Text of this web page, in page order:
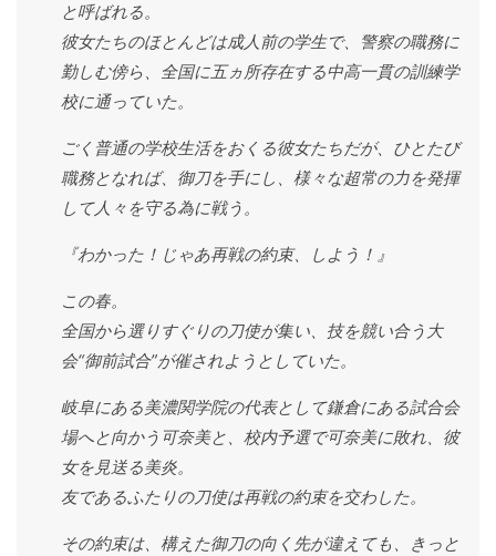
と呼ばれる。
彼女たちのほとんどは成人前の学生で、警察の職務に
勤しむ傍ら、全国に五ヵ所存在する中高一貫の訓練学
校に通っていた。
ごく普通の学校生活をおくる彼女たちだが、ひとたび
職務となれば、御刀を手にし、様々な超常の力を発揮
して人々を守る為に戦う。
『わかった！じゃあ再戦の約束、しよう！』
この春。
全国から選りすぐりの刀使が集い、技を競い合う大
会“御前試合”が催されようとしていた。
岐阜にある美濃関学院の代表として鎌倉にある試合会
場へと向かう可奈美と、校内予選で可奈美に敗れ、彼
女を見送る美炎。
友であるふたりの刀使は再戦の約束を交わした。
その約束は、構えた御刀の向く先が違えても、きっと